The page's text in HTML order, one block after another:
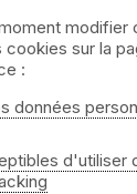
modifier
sur la
:
données
d'utiliser